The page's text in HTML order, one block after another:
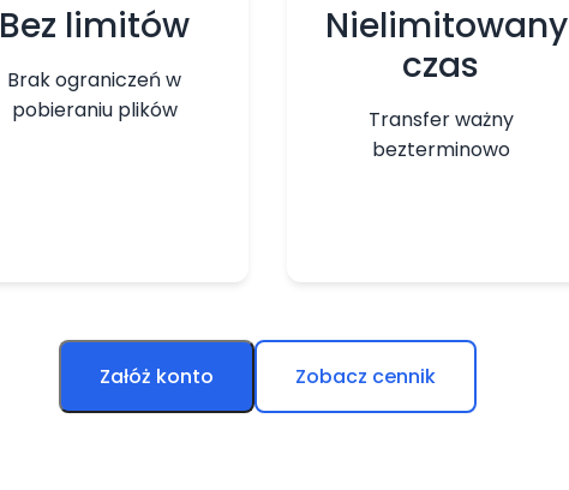
Bez limitów
Brak ograniczeń w
pobieraniu plików
Nielimitowany
czas
Transfer ważny
bezterminowo
Załóż konto Zobacz cennik